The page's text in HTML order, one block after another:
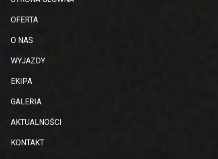
OFERTA
O NAS
WYJAZDY
EKIPA
GALERIA
AKTUALNOŚCI
KONTAKT